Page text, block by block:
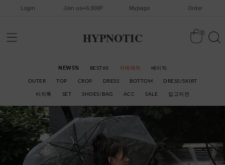
Login Join us+6,000P Mypage Order
HYPNOTIC 0
NEW5% BEST60 자체제작 베이직
OUTER TOP CROP DRESS BOTTOM DRESS/SKIRT
비치룩 SET SHOES/BAG ACC SALE 입고지연